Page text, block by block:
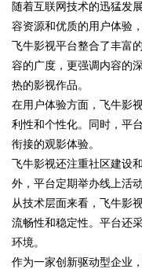
uz
!
随着互联网技术的迅猛发
容资源和优质的用户体验
飞牛影视平台整合了丰富
容的广度，更强调内容的
热的影视作品。
在用户体验方面，飞牛影
利性和个性化。同时，平
衔接的观影体验。
飞牛影视还注重社区建设
外，平台定期举办线上活
从技术层面来看，飞牛影
流畅性和稳定性。平台还
环境。
作为一家创新驱动型企业
公司董事长陈世超